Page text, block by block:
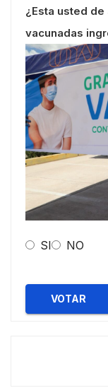
¿Esta usted
vacunadas
SI NO
VOTAR